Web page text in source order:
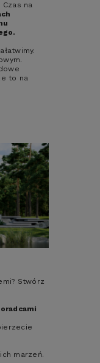
na
to na
Stwórz
marzeń.